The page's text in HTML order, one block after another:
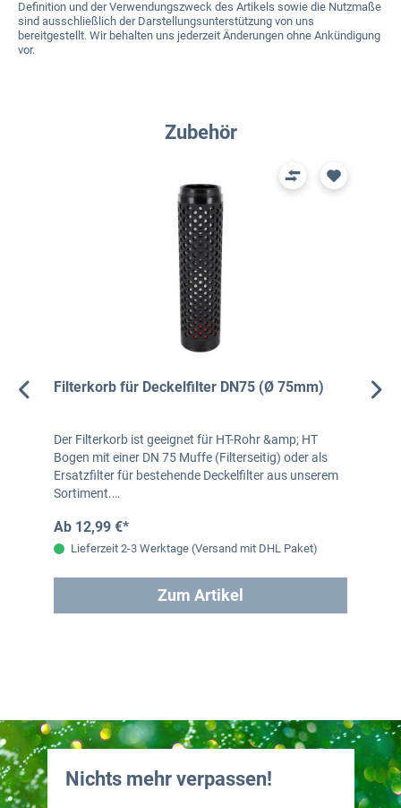
Definition und der Verwendungszweck des Artikels sowie die Nutzmaße
sind ausschließlich der Darstellungsunterstützung von uns
bereitgestellt. Wir behalten uns jederzeit Änderungen ohne Ankündigung
vor.
Produktgalerie überspringen
Zubehör
Filterkorb für Deckelfilter DN75 (Ø 75mm)
Der Filterkorb ist geeignet für HT-Rohr &amp; HT
Bogen mit einer DN 75 Muffe (Filterseitig) oder als
Ersatzfilter für bestehende Deckelfilter aus unserem
Sortiment.…
Ab 12,99 €*
Lieferzeit 2-3 Werktage (Versand mit DHL Paket)
Zum Artikel
Nichts mehr verpassen!